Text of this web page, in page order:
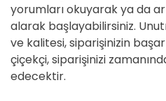
yorumları okuyarak ya da
alarak başlayabilirsiniz.
ve kalitesi, siparişinizin
çiçekçi, siparişinizi
edecektir.